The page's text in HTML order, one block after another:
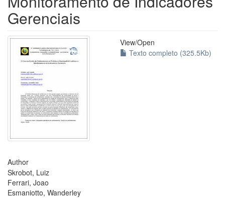
Gerenciais
View/Open
Texto completo (325.5Kb)
Author
Skrobot, Luiz
Ferrari, Joao
Esmaniotto, Wanderley